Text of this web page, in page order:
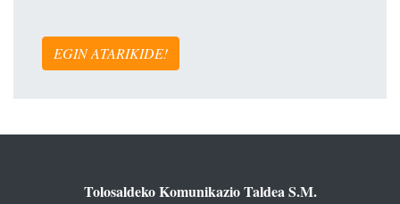
EGIN ATARIKIDE!
Tolosaldeko Komunikazio Taldea S.M.